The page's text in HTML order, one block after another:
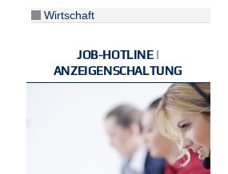
Wirtschaft
JOB-HOTLINE |
ANZEIGENSCHALTUNG